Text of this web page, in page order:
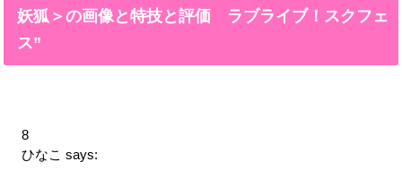
妖狐＞の画像と特技と評価 ラブライブ！スクフェ
ス”
8
ひなこ says: